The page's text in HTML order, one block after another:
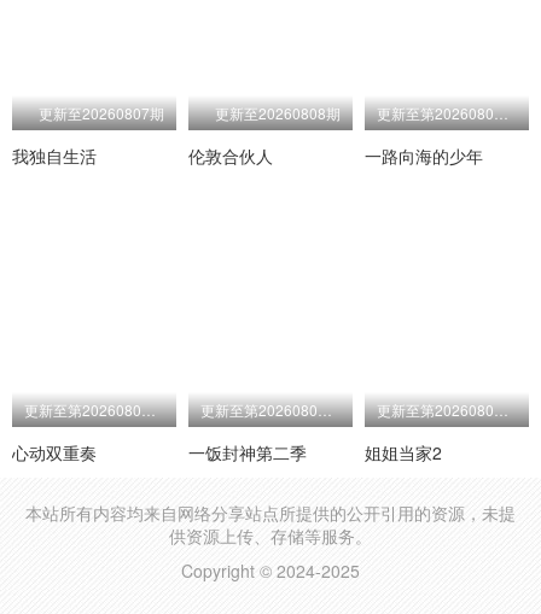
更新至20260807期
我独自生活
更新至20260808期
伦敦合伙人
更新至第20260808期
一路向海的少年
更新至第20260808期
心动双重奏
更新至第20260808期
一饭封神第二季
更新至第20260808期
姐姐当家2
本站所有内容均来自网络分享站点所提供的公开引用的资源，未提
供资源上传、存储等服务。
Copyright © 2024-2025